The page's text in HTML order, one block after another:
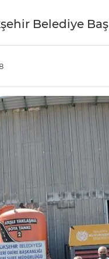
Belediye